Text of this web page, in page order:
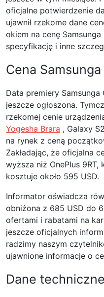
oficjalne potwierdzenie
ujawnił rzekome dane
okiem na cenę Samsunga
specyfikację i inne
Cena
Data premiery Samsunga
jeszcze ogłoszona.
rzekomej cenie
Yogesha Brara , Galaxy
na rynek z ceną
Zakładając, że oficjalna
wyższa niż OnePlus
kosztuje około 595 USD.
Informator oświadcza
obniżona z 685 USD do
ofertami i rabatami na
jeszcze oficjalnych
radzimy naszym
ujawnione informacje o
Dane